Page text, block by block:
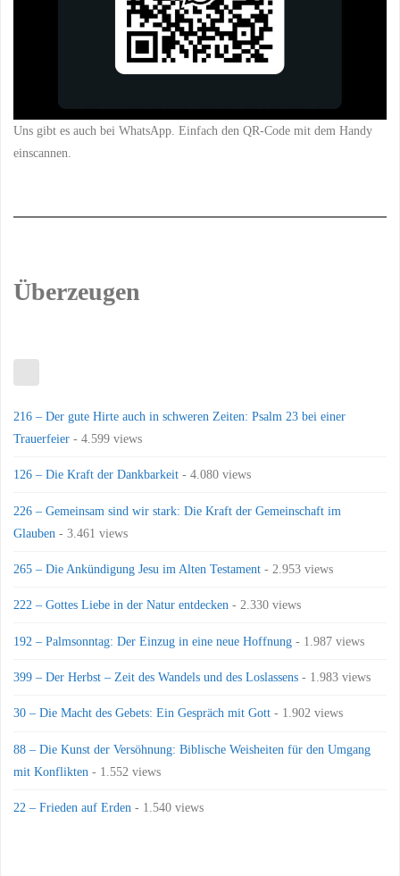
Uns gibt es auch bei WhatsApp. Einfach den QR-Code mit dem Handy
einscannen.
Überzeugen
216 – Der gute Hirte auch in schweren Zeiten: Psalm 23 bei einer
Trauerfeier - 4.599 views
126 – Die Kraft der Dankbarkeit - 4.080 views
226 – Gemeinsam sind wir stark: Die Kraft der Gemeinschaft im
Glauben - 3.461 views
265 – Die Ankündigung Jesu im Alten Testament - 2.953 views
222 – Gottes Liebe in der Natur entdecken - 2.330 views
192 – Palmsonntag: Der Einzug in eine neue Hoffnung - 1.987 views
399 – Der Herbst – Zeit des Wandels und des Loslassens - 1.983 views
30 – Die Macht des Gebets: Ein Gespräch mit Gott - 1.902 views
88 – Die Kunst der Versöhnung: Biblische Weisheiten für den Umgang
mit Konflikten - 1.552 views
22 – Frieden auf Erden - 1.540 views